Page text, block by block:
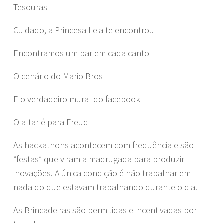
Tesouras
Cuidado, a Princesa Leia te encontrou
Encontramos um bar em cada canto
O cenário do Mario Bros
E o verdadeiro mural do facebook
O altar é para Freud
As hackathons acontecem com frequência e são
“festas” que viram a madrugada para produzir
inovações. A única condição é não trabalhar em
nada do que estavam trabalhando durante o dia.
As Brincadeiras são permitidas e incentivadas por